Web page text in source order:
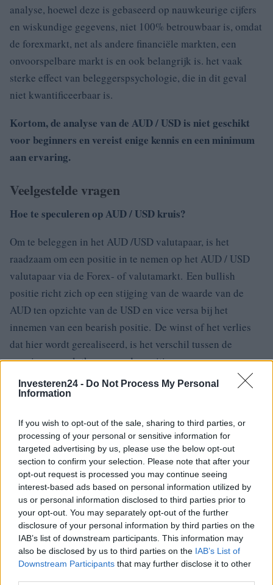
Investeren24 - Do Not Process My Personal
Information
If you wish to opt-out of the sale, sharing to third parties, or
processing of your personal or sensitive information for
targeted advertising by us, please use the below opt-out
section to confirm your selection. Please note that after your
opt-out request is processed you may continue seeing
interest-based ads based on personal information utilized by
us or personal information disclosed to third parties prior to
your opt-out. You may separately opt-out of the further
disclosure of your personal information by third parties on the
IAB’s list of downstream participants. This information may
also be disclosed by us to third parties on the IAB’s List of
Downstream Participants that may further disclose it to other
analyse, hoewel deze is gebaseerd op nauwkeurige cijfers
en wiskundige gegevens, niet 100% betrouwbaar is, omdat
de forexmarkt, net als andere financiële markten, een
onvoorspelbare markt is en ook belangrijk is. het vaak
sterke effect van beleggerspsychologie, die in dit geval
niet kwantificeerbaar is.
Kortom, de analyse van de AUD / USD is niet geschikt
voor beginners en vereist enige kennis en een minimum
aan ervaring.
Veelgestelde vragen
Hoe te speculeren op AUD / USD kruis?
Om te beleggen in het AUD /USD valutapaar, is het
raadzaam om een positie in te nemen op het AUD / USD
valutapaar via de Forex- of valutamarkt. Een bullish
positie richt zich op een stijging van de waarde van de
AUD ten opzichte van de USD en vice versa bij het
innemen van een bearish positie. De winst of het verlies
dat hier wordt gerealiseerd, is het verschil tussen de
openings- en slotkoers van de positie.
Welke strategie moet ik gebruiken om AUD/USD te
Het is hier niet mogelijk om de ene strategie meer dan de
andere aan te bevelen met betrekking tot de operatie met
de AUD / USD, omdat de keuze van de beleggingsmethode
grotendeels afhangt van het beleggersprofiel van elke
persoon, zijn doelen, de tijd die aan deze activiteit kan
worden besteed of ons kennisniveau. Er moet rekening
mee worden gehouden dat de uitgevoerde analyses
variëren afhankelijk van de gekozen strategie.
Welke broker moet ik kiezen om te beleggen in het